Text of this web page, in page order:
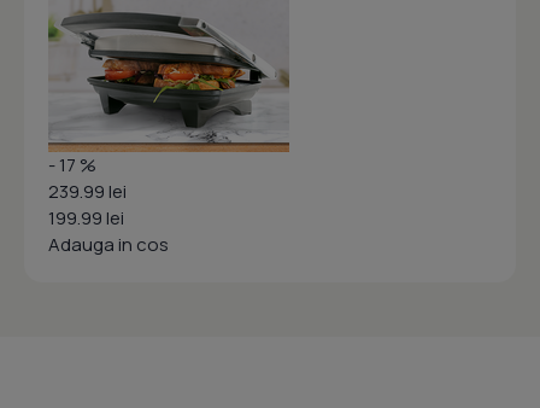
- 17 %
239.99 lei
199.99 lei
Adauga in cos